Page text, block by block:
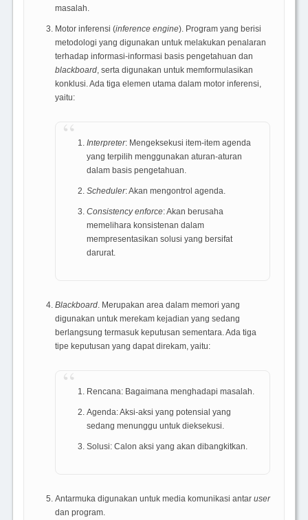
masalah.
Motor inferensi (inference engine). Program yang berisi
metodologi yang digunakan untuk melakukan penalaran
terhadap informasi-informasi basis pengetahuan dan
blackboard, serta digunakan untuk memformulasikan
konklusi. Ada tiga elemen utama dalam motor inferensi,
yaitu:
Interpreter: Mengeksekusi item-item agenda
yang terpilih menggunakan aturan-aturan
dalam basis pengetahuan.
Scheduler: Akan mengontrol agenda.
Consistency enforce: Akan berusaha
memelihara konsistenan dalam
mempresentasikan solusi yang bersifat
darurat.
Blackboard. Merupakan area dalam memori yang
digunakan untuk merekam kejadian yang sedang
berlangsung termasuk keputusan sementara. Ada tiga
tipe keputusan yang dapat direkam, yaitu:
Rencana: Bagaimana menghadapi masalah.
Agenda: Aksi-aksi yang potensial yang
sedang menunggu untuk dieksekusi.
Solusi: Calon aksi yang akan dibangkitkan.
Antarmuka digunakan untuk media komunikasi antar user
dan program.